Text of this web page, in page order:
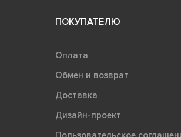
ПОКУПАТЕЛЮ
Оплата
Обмен и возврат
Доставка
Дизайн-проект